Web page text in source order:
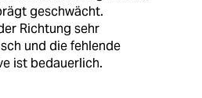
geschwächt.
Richtung sehr
und die fehlende
ist bedauerlich.